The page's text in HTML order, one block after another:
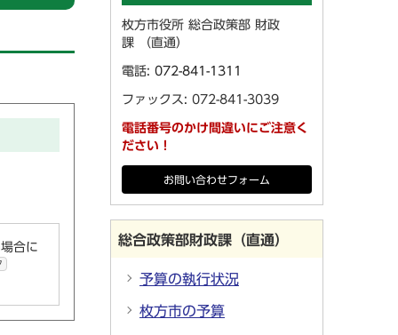
合に
枚方市役所 総合政策部 財政
課 （直通）
電話: 072-841-1311
ファックス: 072-841-3039
電話番号のかけ間違いにご注意く
ださい！
お問い合わせフォーム
総合政策部財政課（直通）
予算の執行状況
枚方市の予算